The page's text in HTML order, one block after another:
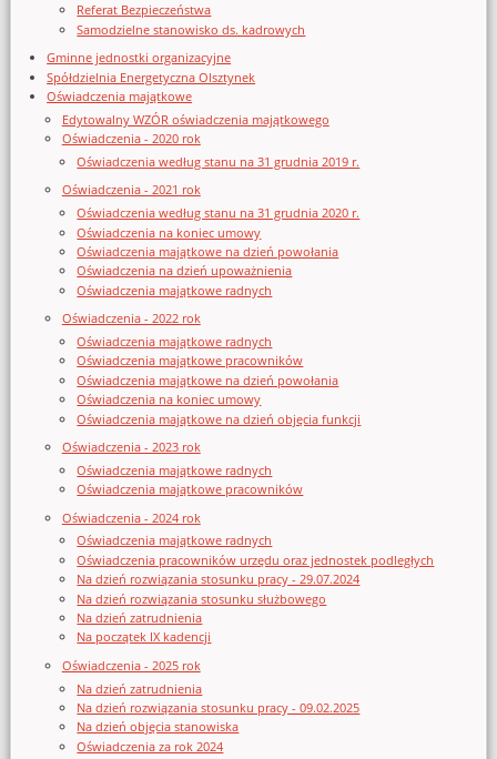
Referat Bezpieczeństwa
Samodzielne stanowisko ds. kadrowych
Gminne jednostki organizacyjne
Spółdzielnia Energetyczna Olsztynek
Oświadczenia majątkowe
Edytowalny WZÓR oświadczenia majątkowego
Oświadczenia - 2020 rok
Oświadczenia według stanu na 31 grudnia 2019 r.
Oświadczenia - 2021 rok
Oświadczenia według stanu na 31 grudnia 2020 r.
Oświadczenia na koniec umowy
Oświadczenia majątkowe na dzień powołania
Oświadczenia na dzień upoważnienia
Oświadczenia majątkowe radnych
Oświadczenia - 2022 rok
Oświadczenia majątkowe radnych
Oświadczenia majątkowe pracowników
Oświadczenia majątkowe na dzień powołania
Oświadczenia na koniec umowy
Oświadczenia majątkowe na dzień objęcia funkcji
Oświadczenia - 2023 rok
Oświadczenia majątkowe radnych
Oświadczenia majątkowe pracowników
Oświadczenia - 2024 rok
Oświadczenia majątkowe radnych
Oświadczenia pracowników urzędu oraz jednostek podległych
Na dzień rozwiązania stosunku pracy - 29.07.2024
Na dzień rozwiązania stosunku służbowego
Na dzień zatrudnienia
Na początek IX kadencji
Oświadczenia - 2025 rok
Na dzień zatrudnienia
Na dzień rozwiązania stosunku pracy - 09.02.2025
Na dzień objęcia stanowiska
Oświadczenia za rok 2024